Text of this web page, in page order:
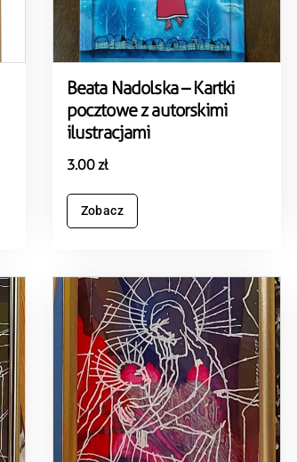
Beata Nadolska – Kartki
pocztowe z autorskimi
ilustracjami
3.00zł
Zobacz